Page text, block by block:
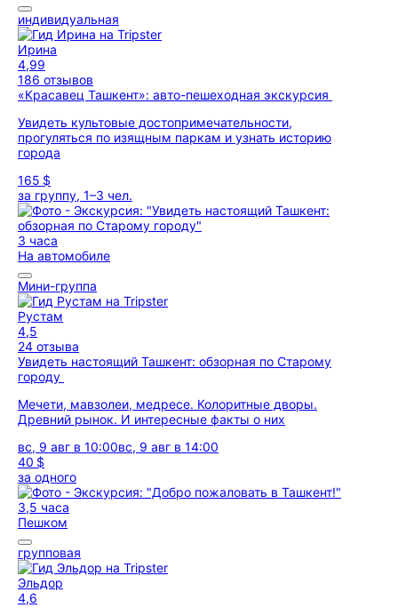
индивидуальная
Ирина
4,99
186 отзывов
«Красавец Ташкент»: авто-пешеходная экскурсия
Увидеть культовые достопримечательности,
прогуляться по изящным паркам и узнать историю
города
165 $
за группу, 1–3 чел.
3 часа
На автомобиле
Мини-группа
Рустам
4,5
24 отзыва
Увидеть настоящий Ташкент: обзорная по Старому
городу
Мечети, мавзолеи, медресе. Колоритные дворы.
Древний рынок. И интересные факты о них
вс, 9 авг в 10:00вс, 9 авг в 14:00
40 $
за одного
3,5 часа
Пешком
групповая
Эльдор
4,6